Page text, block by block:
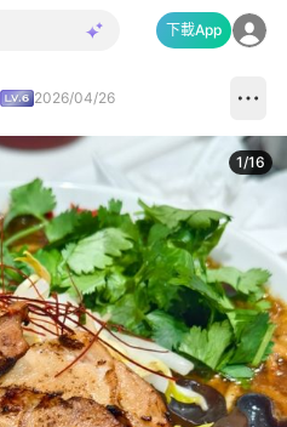
下載App
2026/04/26
1/16